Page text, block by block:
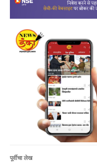
पूर्वीचा लेख